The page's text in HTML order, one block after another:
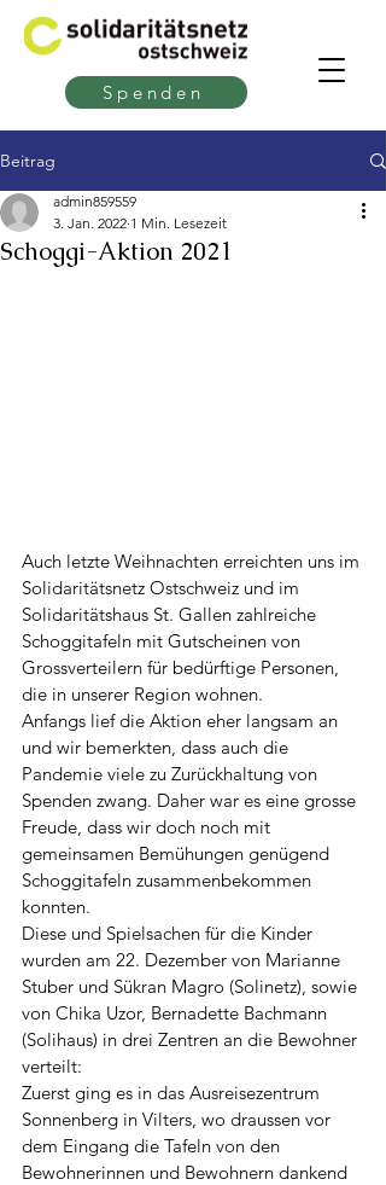
Spenden
Beitrag
Schoggi-Aktion 2021
admin859559
3. Jan. 2022 1 Min. Lesezeit
Auch letzte Weihnachten erreichten uns im
Solidaritätsnetz Ostschweiz und im
Solidaritätshaus St. Gallen zahlreiche
Schoggitafeln mit Gutscheinen von
Grossverteilern für bedürftige Personen,
die in unserer Region wohnen.
Anfangs lief die Aktion eher langsam an
und wir bemerkten, dass auch die
Pandemie viele zu Zurückhaltung von
Spenden zwang. Daher war es eine grosse
Freude, dass wir doch noch mit
gemeinsamen Bemühungen genügend
Schoggitafeln zusammenbekommen
konnten.
Diese und Spielsachen für die Kinder
wurden am 22. Dezember von Marianne
Stuber und Sükran Magro (Solinetz), sowie
von Chika Uzor, Bernadette Bachmann
(Solihaus) in drei Zentren an die Bewohner
verteilt:
Zuerst ging es in das Ausreisezentrum
Sonnenberg in Vilters, wo draussen vor
dem Eingang die Tafeln von den
Bewohnerinnen und Bewohnern dankend